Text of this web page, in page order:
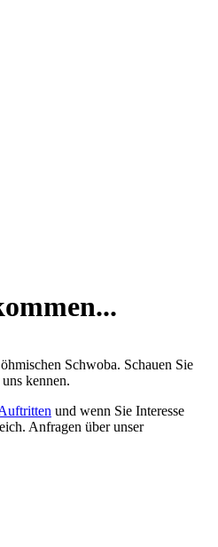
Schwoba. Schauen Sie
kennen.
und wenn Sie Interesse
Anfragen über unser